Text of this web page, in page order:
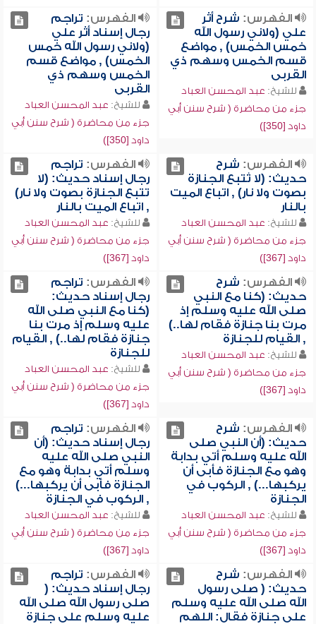
الفهرس: شرح أثر
علي (ولاني رسول الله
خمس الخمس) , مواضع
قسم الخمس وسهم ذي
القربى
للشيخ: عبد المحسن العباد
جزء من محاضرة ( شرح سنن أبي
داود [350])
الفهرس: تراجم
رجال إسناد أثر علي
(ولاني رسول الله خمس
الخمس) , مواضع قسم
الخمس وسهم ذي
القربى
للشيخ: عبد المحسن العباد
جزء من محاضرة ( شرح سنن أبي
داود [350])
الفهرس: شرح
حديث: (لا تُتبع الجنازة
بصوت ولا نار) , اتباع الميت
بالنار
للشيخ: عبد المحسن العباد
جزء من محاضرة ( شرح سنن أبي
داود [367])
الفهرس: تراجم
رجال إسناد حديث: (لا
تتبع الجنازة بصوت ولا نار)
, اتباع الميت بالنار
للشيخ: عبد المحسن العباد
جزء من محاضرة ( شرح سنن أبي
داود [367])
الفهرس: شرح
حديث: (كنا مع النبي
صلى الله عليه وسلم إذ
مرت بنا جنازة فقام لها..)
, القيام للجنازة
للشيخ: عبد المحسن العباد
جزء من محاضرة ( شرح سنن أبي
داود [367])
الفهرس: تراجم
رجال إسناد حديث:
(كنا مع النبي صلى الله
عليه وسلم إذ مرت بنا
جنازة فقام لها..) , القيام
للجنازة
للشيخ: عبد المحسن العباد
جزء من محاضرة ( شرح سنن أبي
داود [367])
الفهرس: شرح
حديث: (أن النبي صلى
الله عليه وسلم أتي بدابة
وهو مع الجنازة فأبى أن
يركبها...) , الركوب في
الجنازة
للشيخ: عبد المحسن العباد
جزء من محاضرة ( شرح سنن أبي
داود [367])
الفهرس: تراجم
رجال إسناد حديث: (أن
النبي صلى الله عليه
وسلم أتي بدابة وهو مع
الجنازة فأبى أن يركبها...)
, الركوب في الجنازة
للشيخ: عبد المحسن العباد
جزء من محاضرة ( شرح سنن أبي
داود [367])
الفهرس: شرح
حديث: ( صلى رسول
الله صلى الله عليه وسلم
على جنازة فقال: اللهم
الفهرس: تراجم
رجال إسناد حديث: (
صلى رسول الله صلى الله
عليه وسلم على جنازة